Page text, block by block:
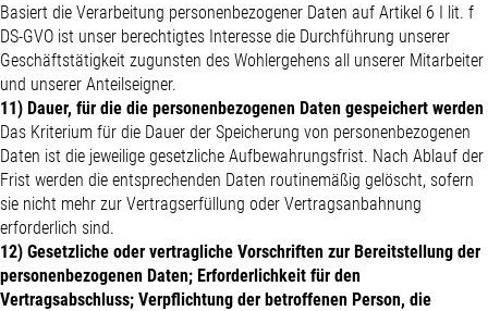
Basiert die Verarbeitung personenbezogener Daten auf Artikel 6 I lit. f
DS-GVO ist unser berechtigtes Interesse die Durchführung unserer
Geschäftstätigkeit zugunsten des Wohlergehens all unserer Mitarbeiter
und unserer Anteilseigner.
11) Dauer, für die die personenbezogenen Daten gespeichert werden
Das Kriterium für die Dauer der Speicherung von personenbezogenen
Daten ist die jeweilige gesetzliche Aufbewahrungsfrist. Nach Ablauf der
Frist werden die entsprechenden Daten routinemäßig gelöscht, sofern
sie nicht mehr zur Vertragserfüllung oder Vertragsanbahnung
erforderlich sind.
12) Gesetzliche oder vertragliche Vorschriften zur Bereitstellung der
personenbezogenen Daten; Erforderlichkeit für den
Vertragsabschluss; Verpflichtung der betroffenen Person, die